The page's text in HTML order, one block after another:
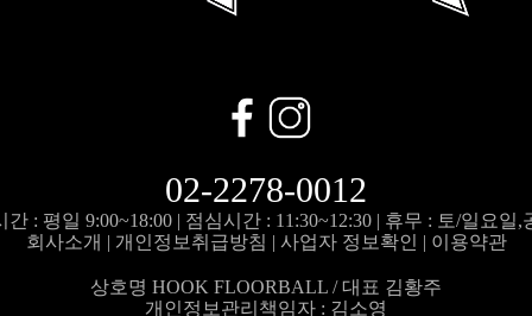
02-2278-0012
간 : 평일 9:00~18:00 | 점심시간 : 11:30~12:30 | 휴무 : 토/일요일,
회사소개 | 개인정보취급방침 | 사업자 정보확인 | 이용약관
상호명 HOOK FLOORBALL / 대표 김황주
개인정보관리책임자 : 김소영